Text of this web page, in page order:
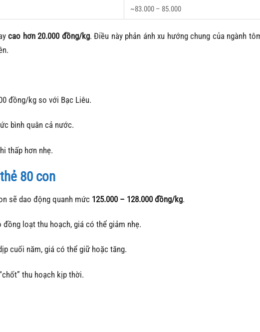
~83.000 – 85.000
cao hơn 20.000 đồng/kg. Điều này phản ánh xu hướng chung của ngành
đồng/kg so với Bạc Liêu.
bình quân cả nước.
thấp hơn nhẹ.
80 con
sẽ dao động quanh mức 125.000 – 128.000 đồng/kg.
loạt thu hoạch, giá có thể giảm nhẹ.
cuối năm, giá có thể giữ hoặc tăng.
thu hoạch kịp thời.